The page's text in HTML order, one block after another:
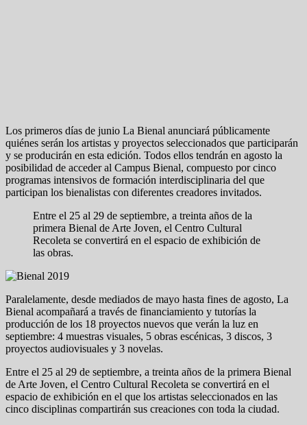
Los primeros días de junio La Bienal anunciará públicamente
quiénes serán los artistas y proyectos seleccionados que participarán
y se producirán en esta edición. Todos ellos tendrán en agosto la
posibilidad de acceder al Campus Bienal, compuesto por cinco
programas intensivos de formación interdisciplinaria del que
participan los bienalistas con diferentes creadores invitados.
Entre el 25 al 29 de septiembre, a treinta años de la
primera Bienal de Arte Joven, el Centro Cultural
Recoleta se convertirá en el espacio de exhibición de
las obras.
Paralelamente, desde mediados de mayo hasta fines de agosto, La
Bienal acompañará a través de financiamiento y tutorías la
producción de los 18 proyectos nuevos que verán la luz en
septiembre: 4 muestras visuales, 5 obras escénicas, 3 discos, 3
proyectos audiovisuales y 3 novelas.
Entre el 25 al 29 de septiembre, a treinta años de la primera Bienal
de Arte Joven, el Centro Cultural Recoleta se convertirá en el
espacio de exhibición en el que los artistas seleccionados en las
cinco disciplinas compartirán sus creaciones con toda la ciudad.